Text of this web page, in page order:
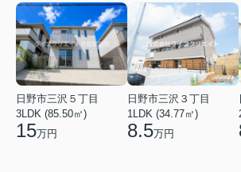
日野市三沢５丁目
3LDK (85.50㎡)
15万円
日野市三沢３丁目
1LDK (34.77㎡)
8.5万円